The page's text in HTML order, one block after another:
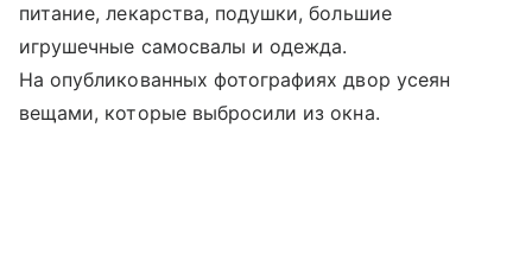
питание, лекарства, подушки, большие
игрушечные самосвалы и одежда.
На опубликованных фотографиях двор усеян
вещами, которые выбросили из окна.